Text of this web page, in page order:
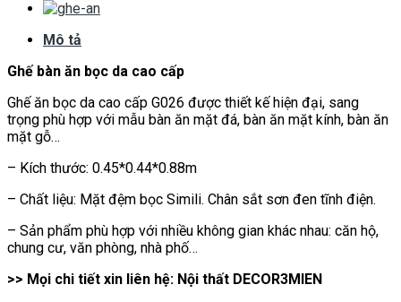
Mô tả
Ghế bàn ăn bọc da cao cấp
Ghế ăn bọc da cao cấp G026 được thiết kế hiện đại, sang
trọng phù hợp với mẫu bàn ăn mặt đá, bàn ăn mặt kính, bàn ăn
mặt gỗ…
– Kích thước: 0.45*0.44*0.88m
– Chất liệu: Mặt đệm bọc Simili. Chân sắt sơn đen tĩnh điện.
– Sản phẩm phù hợp với nhiều không gian khác nhau: căn hộ,
chung cư, văn phòng, nhà phố…
>> Mọi chi tiết xin liên hệ: Nội thất DECOR3MIEN